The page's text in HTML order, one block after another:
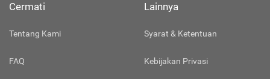
Cermati
Tentang Kami
FAQ
Lainnya
Syarat & Ketentuan
Kebijakan Privasi